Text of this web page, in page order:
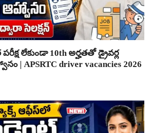
లేకుండా 10th అర్హతతో డ్రైవర్ల
| APSRTC driver vacancies 2026